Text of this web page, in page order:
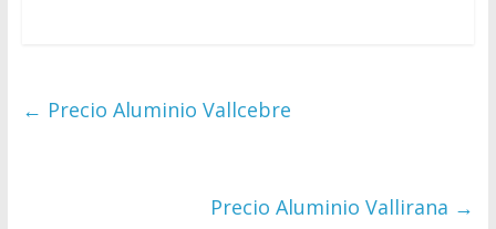
← Precio Aluminio Vallcebre
Precio Aluminio Vallirana →